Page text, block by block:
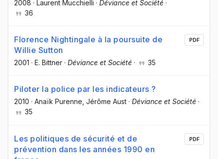
2008 · Laurent Mucchielli · Déviance et Société ·
36
Florence Nightingale à la poursuite de
Willie Sutton
2001 · E. Bittner · Déviance et Société · 35
PDF
Piloter la police par les indicateurs ?
2010 · Anaïk Purenne, Jérôme Aust · Déviance et Société ·
35
Les politiques de sécurité et de
prévention dans les années 1990 en
PDF